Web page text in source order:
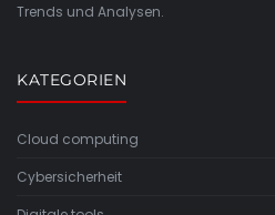
Trends und Analysen.
KATEGORIEN
Cloud computing
Cybersicherheit